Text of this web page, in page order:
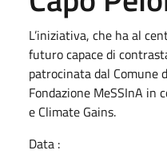
L’iniziativa, che ha al
futuro capace di
patrocinata dal Comune
Fondazione MeSSInA in
e Climate Gains.
Data :